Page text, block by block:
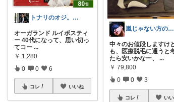
トナリのオジ。 40代からのイケオジ計画
オーガランド ルイボスティ
ー 40代になって、思い切っ
てコー ...
￥ 1,280
0 0 6
コレ いいね
嵐じゃない方のニノ
中々のお値段しますけ
も、医療脱毛に通うと
たら安いかなー、
...
￥ 79,800
0 0 3
コレ い